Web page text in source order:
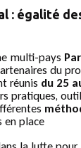
: égalité
multi-pays
du
réunis du 25
pratiques,
en place